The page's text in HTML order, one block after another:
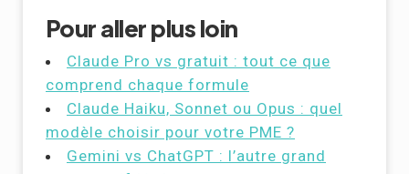
Pour aller plus loin
Claude Pro vs gratuit : tout ce que
comprend chaque formule
Claude Haiku, Sonnet ou Opus : quel
modèle choisir pour votre PME ?
Gemini vs ChatGPT : l’autre grand